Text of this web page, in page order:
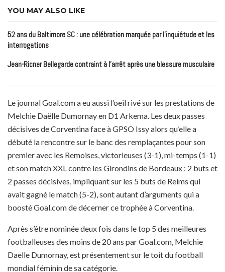
YOU MAY ALSO LIKE
52 ans du Baltimore SC : une célébration marquée par l’inquiétude et les
interrogations
Jean-Ricner Bellegarde contraint à l’arrêt après une blessure musculaire
Le journal Goal.com a eu aussi l’oeil rivé sur les prestations de
Melchie Daëlle Dumornay en D1 Arkema. Les deux passes
décisives de Corventina face à GPSO Issy alors qu’elle a
débuté la rencontre sur le banc des remplaçantes pour son
premier avec les Remoises, victorieuses (3-1), mi-temps (1-1)
et son match XXL contre les Girondins de Bordeaux : 2 buts et
2 passes décisives, impliquant sur les 5 buts de Reims qui
avait gagné le match (5-2), sont autant d’arguments qui a
boosté Goal.com de décerner ce trophée à Corventina.
Après s’être nominée deux fois dans le top 5 des meilleures
footballeuses des moins de 20 ans par Goal.com, Melchie
Daelle Dumornay, est présentement sur le toit du football
mondial féminin de sa catégorie.